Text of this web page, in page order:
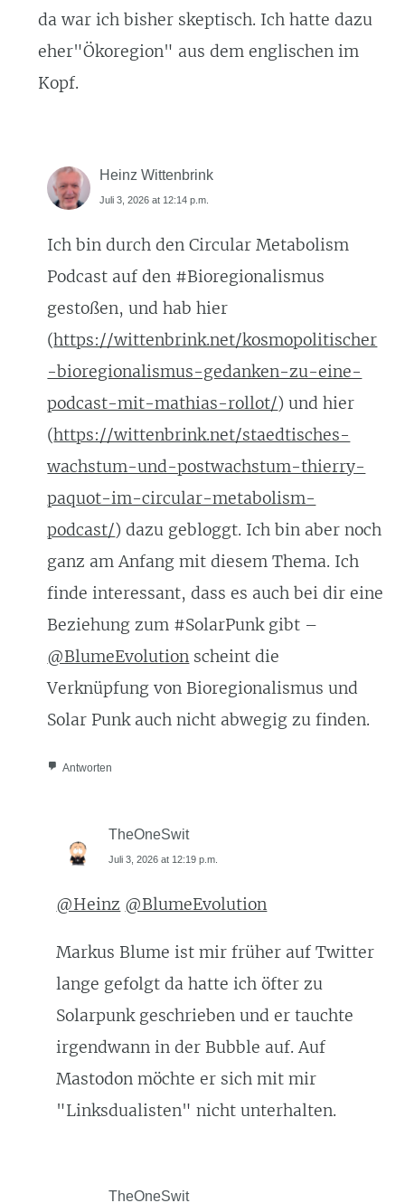
da war ich bisher skeptisch. Ich hatte dazu
eher"Ökoregion" aus dem englischen im
Kopf.
Heinz Wittenbrink
Juli 3, 2026 at 12:14 p.m.
Ich bin durch den Circular Metabolism
Podcast auf den #Bioregionalismus
gestoßen, und hab hier
(https://wittenbrink.net/kosmopolitischer
-bioregionalismus-gedanken-zu-eine-
podcast-mit-mathias-rollot/) und hier
(https://wittenbrink.net/staedtisches-
wachstum-und-postwachstum-thierry-
paquot-im-circular-metabolism-
podcast/) dazu gebloggt. Ich bin aber noch
ganz am Anfang mit diesem Thema. Ich
finde interessant, dass es auch bei dir eine
Beziehung zum #SolarPunk gibt –
@BlumeEvolution scheint die
Verknüpfung von Bioregionalismus und
Solar Punk auch nicht abwegig zu finden.
Antworten
TheOneSwit
Juli 3, 2026 at 12:19 p.m.
@Heinz @BlumeEvolution
Markus Blume ist mir früher auf Twitter
lange gefolgt da hatte ich öfter zu
Solarpunk geschrieben und er tauchte
irgendwann in der Bubble auf. Auf
Mastodon möchte er sich mit mir
"Linksdualisten" nicht unterhalten.
TheOneSwit